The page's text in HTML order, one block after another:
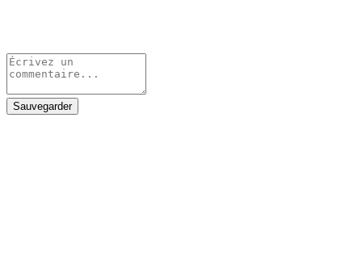
Sauvegarder